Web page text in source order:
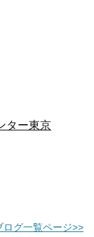
ター東京
ログ一覧ページ>>